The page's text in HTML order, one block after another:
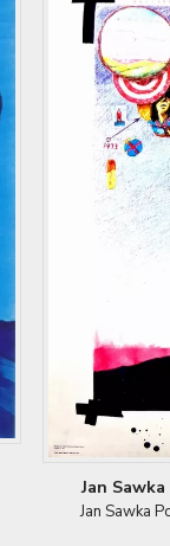
Jan
Jan Sawka